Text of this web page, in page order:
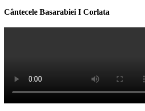
Cântecele Basarabiei I Corlata